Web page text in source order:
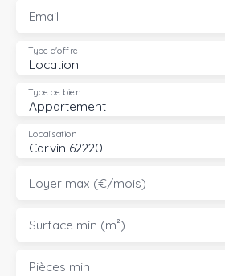
Email
Location
Type d'offre
Appartement
Type de bien
Carvin 62220
Localisation
Loyer max (€/mois)
Surface min (m²)
Pièces min